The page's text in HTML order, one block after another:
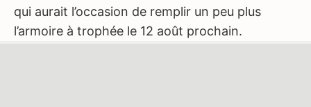
qui aurait l’occasion de remplir un peu plus
l’armoire à trophée le 12 août prochain.